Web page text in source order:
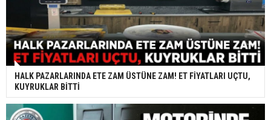
HALK PAZARLARINDA ETE ZAM ÜSTÜNE ZAM! ET FİYATLARI UÇTU,
KUYRUKLAR BİTTİ